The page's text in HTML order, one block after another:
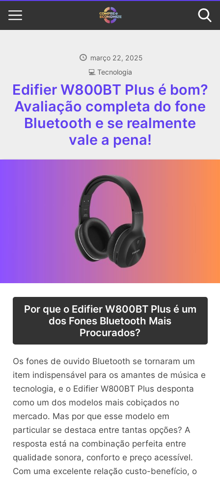
março 22, 2025
‍💻 Tecnologia
Edifier W800BT Plus é bom?
Avaliação completa do fone
Bluetooth e se realmente
vale a pena!
Por que o Edifier W800BT Plus é um
dos Fones Bluetooth Mais
Procurados?
Os fones de ouvido Bluetooth se tornaram um
item indispensável para os amantes de música e
tecnologia, e o Edifier W800BT Plus desponta
como um dos modelos mais cobiçados no
mercado. Mas por que esse modelo em
particular se destaca entre tantas opções? A
resposta está na combinação perfeita entre
qualidade sonora, conforto e preço acessível.
Com uma excelente relação custo-benefício, o